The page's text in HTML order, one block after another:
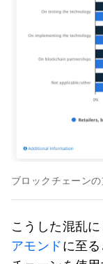
ブロックチェーン
こうした混乱に
アモンドに至